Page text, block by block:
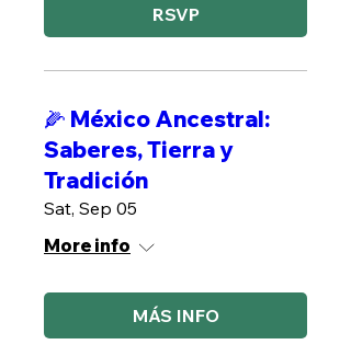
RSVP
🌽 México Ancestral:
Saberes, Tierra y
Tradición
Sat, Sep 05
More info
MÁS INFO